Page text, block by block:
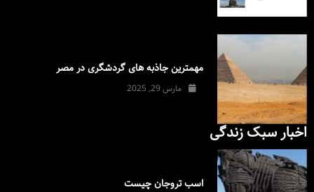
مهمترین جاذبه های گردشگری در مصر
مارس 29, 2025
اخبار سبک زندگی
اسب تروجان چیست